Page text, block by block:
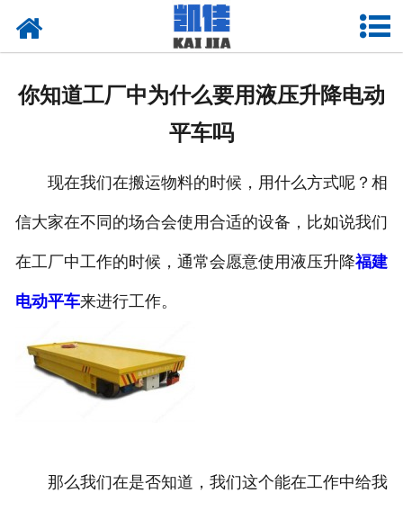
厂房设备
你知道工厂中为什么要用液压升降电动
平车吗
现在我们在搬运物料的时候，用什么方式呢？相
信大家在不同的场合会使用合适的设备，比如说我们
在工厂中工作的时候，通常会愿意使用液压升降福建
电动平车来进行工作。
那么我们在是否知道，我们这个能在工作中给我